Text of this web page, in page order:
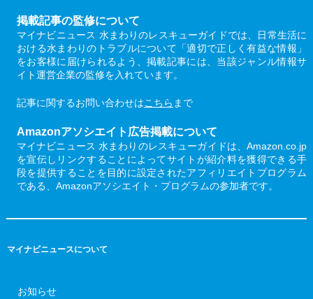
掲載記事の監修について
マイナビニュース 水まわりのレスキューガイドでは、日常生活に
おける水まわりのトラブルについて「適切で正しく有益な情報」
をお客様に届けられるよう、掲載記事には、当該ジャンル情報サ
イト運営企業の監修を入れています。
記事に関するお問い合わせはこちら まで
Amazonアソシエイト広告掲載について
マイナビニュース 水まわりのレスキューガイドは、Amazon.co.jp
を宣伝しリンクすることによってサイトが紹介料を獲得できる手
段を提供することを目的に設定されたアフィリエイトプログラム
である、Amazonアソシエイト・プログラムの参加者です。
マイナビニュースについて
お知らせ